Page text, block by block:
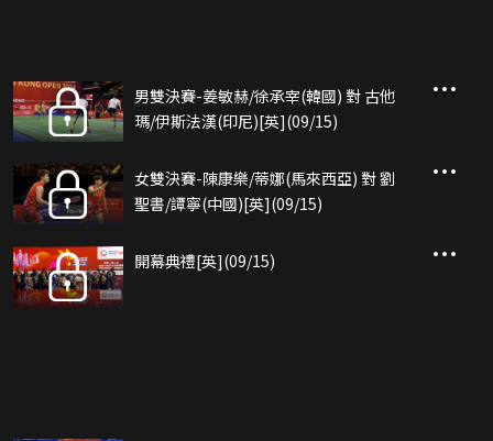
男雙決賽-姜敏赫/徐承宰(韓國) 對 古他
瑪/伊斯法漢(印尼)[英](09/15)
女雙決賽-陳康樂/蒂娜(馬來西亞) 對 劉
聖書/譚寧(中國)[英](09/15)
開幕典禮[英](09/15)